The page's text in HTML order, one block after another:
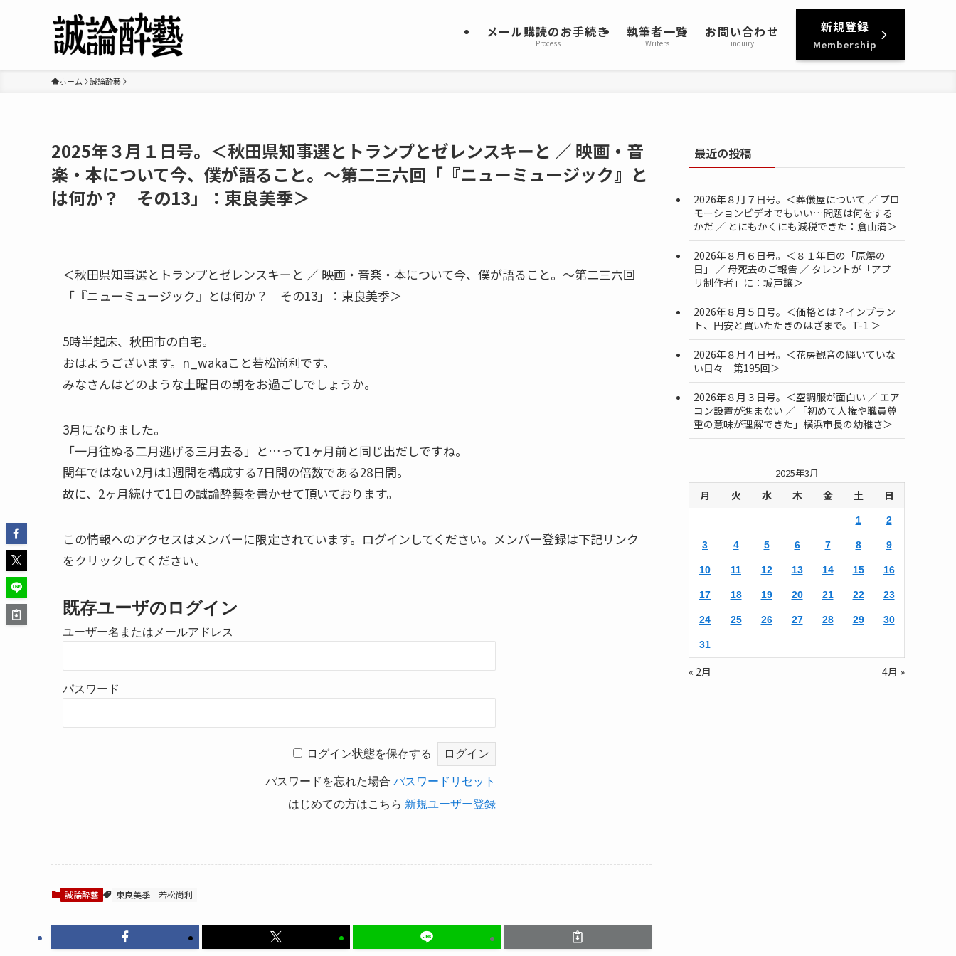
メール購読のお手続き
Process
執筆者一覧
Writers
お問い合わせ
inquiry
新規登録
Membership
ホーム 誠論酔藝
2025年３月１日号。＜秋田県知事選とトランプとゼレンスキーと ／ 映画・音
楽・本について今、僕が語ること。～第二三六回「『ニューミュージック』と
は何か？ その13」：東良美季＞
＜秋田県知事選とトランプとゼレンスキーと ／ 映画・音楽・本について今、僕が語ること。～第二三六回
「『ニューミュージック』とは何か？ その13」：東良美季＞
5時半起床、秋田市の自宅。
おはようございます。n_wakaこと若松尚利です。
みなさんはどのような土曜日の朝をお過ごしでしょうか。
3月になりました。
「一月往ぬる二月逃げる三月去る」と…って1ヶ月前と同じ出だしですね。
閏年ではない2月は1週間を構成する7日間の倍数である28日間。
故に、2ヶ月続けて1日の誠論酔藝を書かせて頂いております。
この情報へのアクセスはメンバーに限定されています。ログインしてください。メンバー登録は下記リンク
をクリックしてください。
既存ユーザのログイン
ユーザー名またはメールアドレス
パスワード
ログイン状態を保存する
パスワードを忘れた場合 パスワードリセット
はじめての方はこちら 新規ユーザー登録
誠論酔藝 東良美季 若松尚利
最近の投稿
2026年８月７日号。＜葬儀屋について ／ プロ
モーションビデオでもいい…問題は何をする
かだ ／ とにもかくにも減税できた：倉山満＞
2026年８月６日号。＜８１年目の「原爆の
日」 ／ 母死去のご報告 ／ タレントが「アプ
リ制作者」に：城戸譲＞
2026年８月５日号。＜価格とは？インプラン
ト、円安と買いたたきのはざまで。T-1 ＞
2026年８月４日号。＜花房観音の輝いていな
い日々 第195回＞
2026年８月３日号。＜空調服が面白い ／ エア
コン設置が進まない ／ 「初めて人権や職員尊
重の意味が理解できた」横浜市長の幼稚さ＞
2025年3月
月 火 水 木 金 土 日
1 2
3 4 5 6 7 8 9
10 11 12 13 14 15 16
17 18 19 20 21 22 23
24 25 26 27 28 29 30
31
« 2月 4月 »